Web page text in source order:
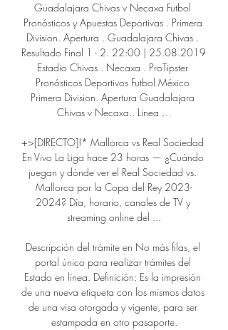
Guadalajara Chivas v Necaxa Futbol
Pronósticos y Apuestas Deportivas . Primera
Division. Apertura . Guadalajara Chivas .
Resultado Final 1 - 2. 22:00 | 25.08.2019
Estadio Chivas . Necaxa . ProTipster
Pronósticos Deportivos Futbol México
Primera Division. Apertura Guadalajara
Chivas v Necaxa.. Linea …
+>[DIRECTO]!* Mallorca vs Real Sociedad
En Vivo La Liga hace 23 horas — ¿Cuándo
juegan y dónde ver el Real Sociedad vs.
Mallorca por la Copa del Rey 2023-
2024? Día, horario, canales de TV y
streaming online del ...
Descripción del trámite en No más filas, el
portal único para realizar trámites del
Estado en línea. Definición: Es la impresión
de una nueva etiqueta con los mismos datos
de una visa otorgada y vigente, para ser
estampada en otro pasaporte.